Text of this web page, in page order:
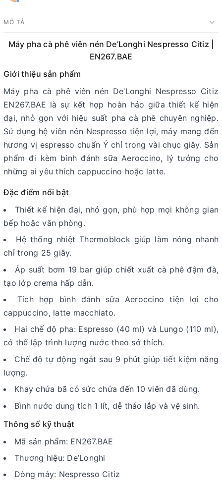
MÔ TẢ
Máy pha cà phê viên nén De’Longhi Nespresso Citiz |
EN267.BAE
Giới thiệu sản phẩm
Máy pha cà phê viên nén De’Longhi Nespresso Citiz
EN267.BAE là sự kết hợp hoàn hảo giữa thiết kế hiện
đại, nhỏ gọn với hiệu suất pha cà phê chuyên nghiệp.
Sử dụng hệ viên nén Nespresso tiện lợi, máy mang đến
hương vị espresso chuẩn Ý chỉ trong vài chục giây. Sản
phẩm đi kèm bình đánh sữa Aeroccino, lý tưởng cho
những ai yêu thích cappuccino hoặc latte.
Đặc điểm nổi bật
Thiết kế hiện đại, nhỏ gọn, phù hợp mọi không gian
bếp hoặc văn phòng.
Hệ thống nhiệt Thermoblock giúp làm nóng nhanh
chỉ trong 25 giây.
Áp suất bơm 19 bar giúp chiết xuất cà phê đậm đà,
tạo lớp crema hấp dẫn.
Tích hợp bình đánh sữa Aeroccino tiện lợi cho
cappuccino, latte macchiato.
Hai chế độ pha: Espresso (40 ml) và Lungo (110 ml),
có thể lập trình lượng nước theo sở thích.
Chế độ tự động ngắt sau 9 phút giúp tiết kiệm năng
lượng.
Khay chứa bã có sức chứa đến 10 viên đã dùng.
Bình nước dung tích 1 lít, dễ tháo lắp và vệ sinh.
Thông số kỹ thuật
Mã sản phẩm: EN267.BAE
Thương hiệu: De’Longhi
Dòng máy: Nespresso Citiz